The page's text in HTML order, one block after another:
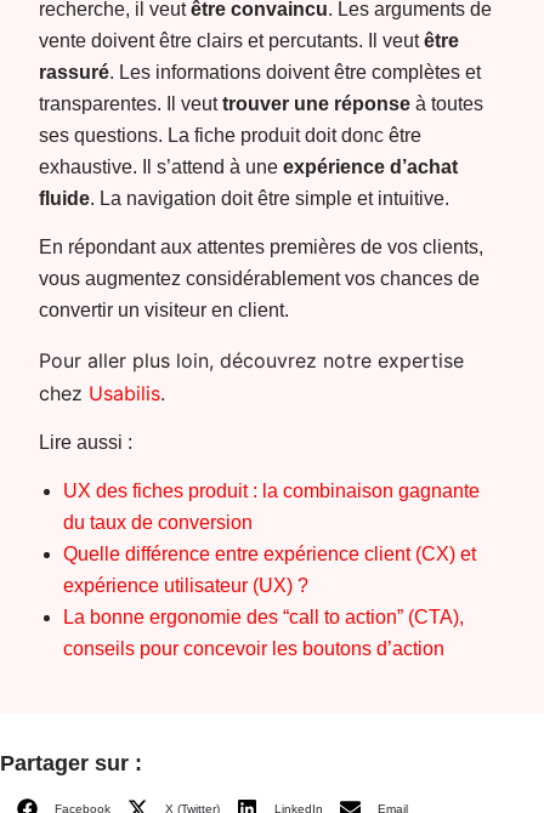
recherche, il veutêtre convaincu. Les arguments de
vente doivent être clairs et percutants. Il veutêtre
rassuré. Les informations doivent être complètes et
transparentes. Il veuttrouver une réponse à toutes
ses questions. La fiche produit doit donc être
exhaustive. Il s’attend à une expérience d’achat
fluide. La navigation doit être simple et intuitive.
En répondant aux attentes premières de vos clients,
vous augmentez considérablement vos chances de
convertir un visiteur en client.
Pour aller plus loin, découvrez notre expertise
chez Usabilis.
Lire aussi :
UX des fiches produit : la combinaison gagnante
du taux de conversion
Quelle différence entre expérience client (CX) et
expérience utilisateur (UX) ?
La bonne ergonomie des “call to action” (CTA),
conseils pour concevoir les boutons d’action
Partager sur :
Facebook X (Twitter) LinkedIn Email